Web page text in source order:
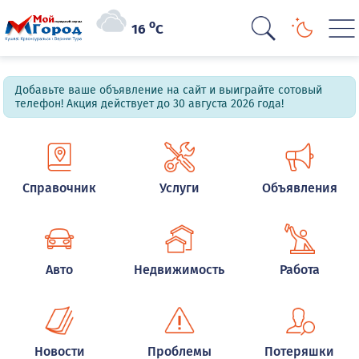
16oC
Добавьте ваше объявление на сайт и выиграйте сотовый
телефон! Акция действует до 30 августа 2026 года!
Справочник Услуги Объявления
Авто Недвижимость Работа
Новости Проблемы Потеряшки